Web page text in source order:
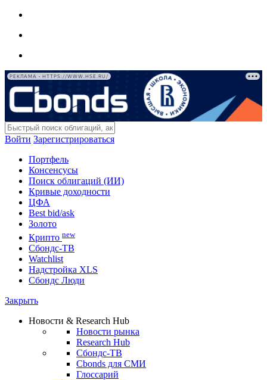
РЕКЛАМА • HTTPS://WWW.HSE.RU/
Войти Зарегистрироваться
Портфель
Консенсусы
Поиск облигаций (ИИ)
Кривые доходности
ЦФА
Best bid/ask
Золото
Крипто new
Сбондс-ТВ
Watchlist
Надстройка XLS
Сбондс Люди
Закрыть
Новости & Research Hub
Новости рынка
Research Hub
Сбондс-ТВ
Cbonds для СМИ
Глоссарий